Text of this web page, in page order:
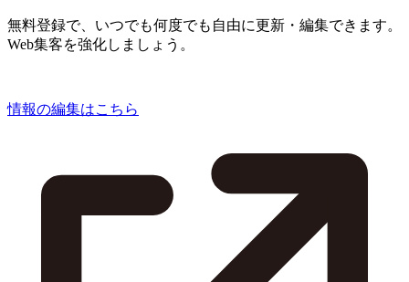
無料登録で、いつでも何度でも自由に更新・編集できます。
Web集客を強化しましょう。
情報の編集はこちら